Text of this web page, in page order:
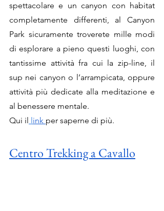
spettacolare e un canyon con habitat
completamente differenti, al Canyon
Park sicuramente troverete mille modi
di esplorare a pieno questi luoghi, con
tantissime attività fra cui la zip-line, il
sup nei canyon o l’arrampicata, oppure
attività più dedicate alla meditazione e
al benessere mentale.
Qui il
ink per saperne di più.
Centro Trekking a Cavallo